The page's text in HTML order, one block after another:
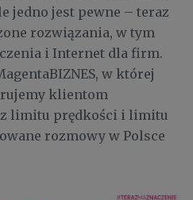
jedno jest pewne – teraz
rozwiązania, w tym
i Internet dla firm.
w której
klientom
limitu prędkości i limitu
rozmowy w Polsce